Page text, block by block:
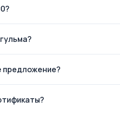
предложение?